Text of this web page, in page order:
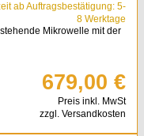
ab Auftragsbestätigung: 5-
8 Werktage
Mikrowelle mit der
679,00 €
Preis inkl. MwSt
zzgl. Versandkosten